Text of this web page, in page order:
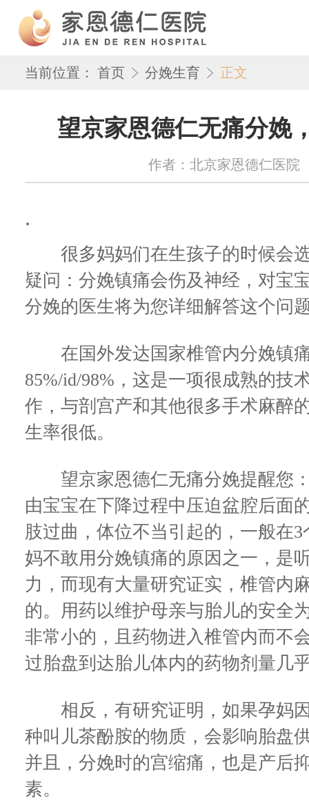
当前位置： 首页 分娩生育 正文
望京家恩德仁无痛分娩
作者：北京家恩德仁医院
.
很多妈妈们在生孩子的时候会选
疑问：分娩镇痛会伤及神经，对宝
分娩的医生将为您详细解答这个问
在国外发达国家椎管内分娩镇
85%/id/98%，这是一项很成熟的技
作，与剖宫产和其他很多手术麻醉
生率很低。
望京家恩德仁无痛分娩提醒您：
由宝宝在下降过程中压迫盆腔后面
肢过曲，体位不当引起的，一般在
妈不敢用分娩镇痛的原因之一，是
力，而现有大量研究证实，椎管内
的。用药以维护母亲与胎儿的安全
非常小的，且药物进入椎管内而不
过胎盘到达胎儿体内的药物剂量几
相反，有研究证明，如果孕妈因
种叫儿茶酚胺的物质，会影响胎盘
并且，分娩时的宫缩痛，也是产后
素。